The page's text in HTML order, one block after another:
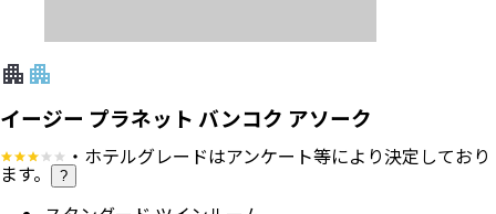
イージー プラネット バンコク アソーク
・ホテルグレードはアンケート等により決定しており
ます。 ?